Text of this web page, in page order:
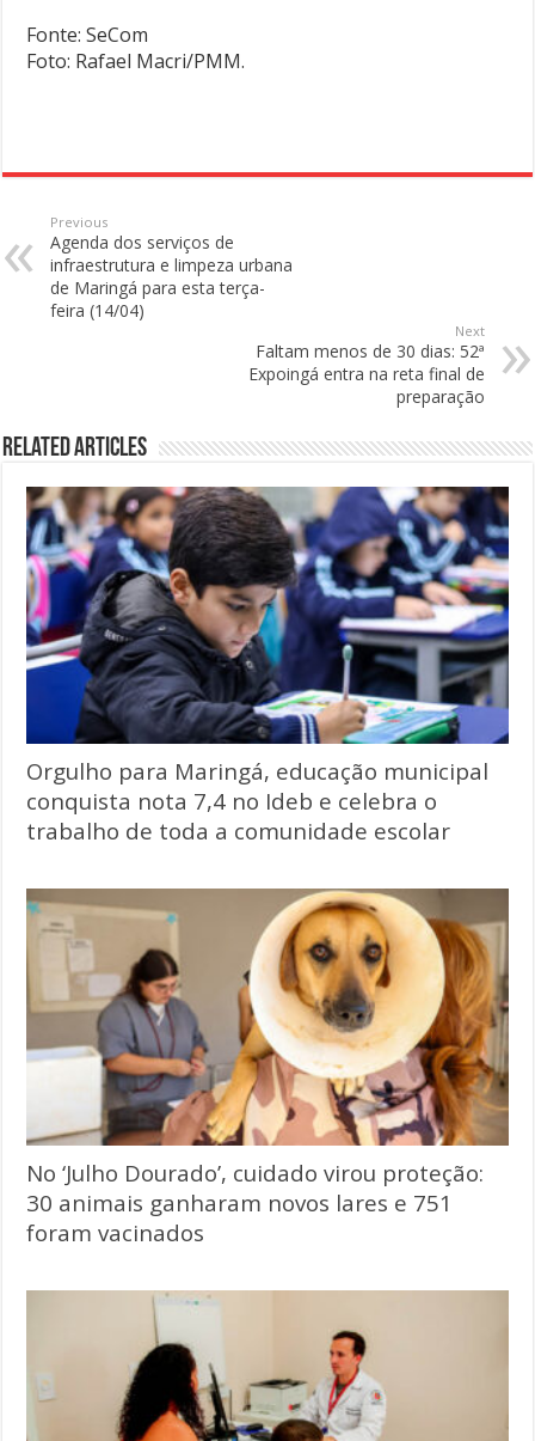
Fonte: SeCom
Foto: Rafael Macri/PMM.
Previous
Agenda dos serviços de
infraestrutura e limpeza urbana
de Maringá para esta terça-
feira (14/04)
Next
Faltam menos de 30 dias: 52ª
Expoingá entra na reta final de
preparação
Related Articles
Orgulho para Maringá, educação municipal
conquista nota 7,4 no Ideb e celebra o
trabalho de toda a comunidade escolar
No ‘Julho Dourado’, cuidado virou proteção:
30 animais ganharam novos lares e 751
foram vacinados